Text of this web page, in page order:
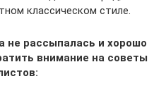
классическом стиле.
не рассыпалась и хорошо
внимание на советы